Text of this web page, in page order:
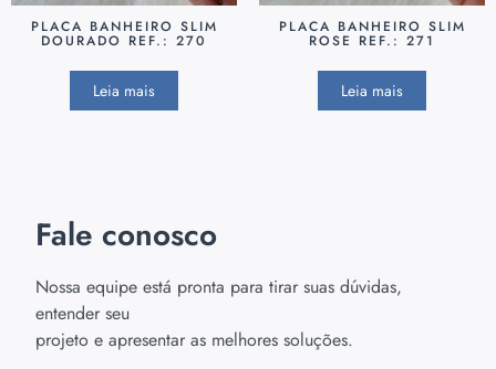
PLACA BANHEIRO SLIM
DOURADO REF.: 270
Leia mais
PLACA BANHEIRO SLIM
ROSE REF.: 271
Leia mais
Fale conosco
Nossa equipe está pronta para tirar suas dúvidas,
entender seu
projeto e apresentar as melhores soluções.